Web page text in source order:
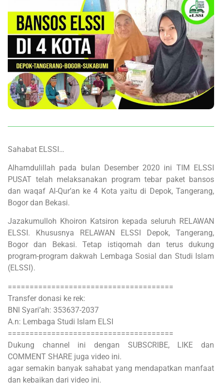
Sahabat ELSSI…
Alhamdulillah pada bulan Desember 2020 ini TIM ELSSI
PUSAT telah melaksanakan program tebar paket bansos
dan waqaf Al-Qur’an ke 4 Kota yaitu di Depok, Tangerang,
Bogor dan Bekasi.
Jazakumulloh Khoiron Katsiron kepada seluruh RELAWAN
ELSSI. Khususnya RELAWAN ELSSI Depok, Tangerang,
Bogor dan Bekasi. Tetap istiqomah dan terus dukung
program-program dakwah Lembaga Sosial dan Studi Islam
(ELSSI).
======================================
Transfer donasi ke rek:
BNI Syari’ah: 353637-2037
A.n: Lembaga Studi Islam ELSI
======================================
Dukung channel ini dengan SUBSCRIBE, LIKE dan
COMMENT SHARE juga video ini.
agar semakin banyak sahabat yang mendapatkan manfaat
dan kebaikan dari video ini.